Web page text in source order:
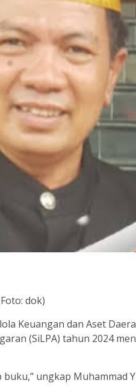
dok)
Keuangan dan Aset
(SiLPA) tahun 2024
ungkap Muhammad